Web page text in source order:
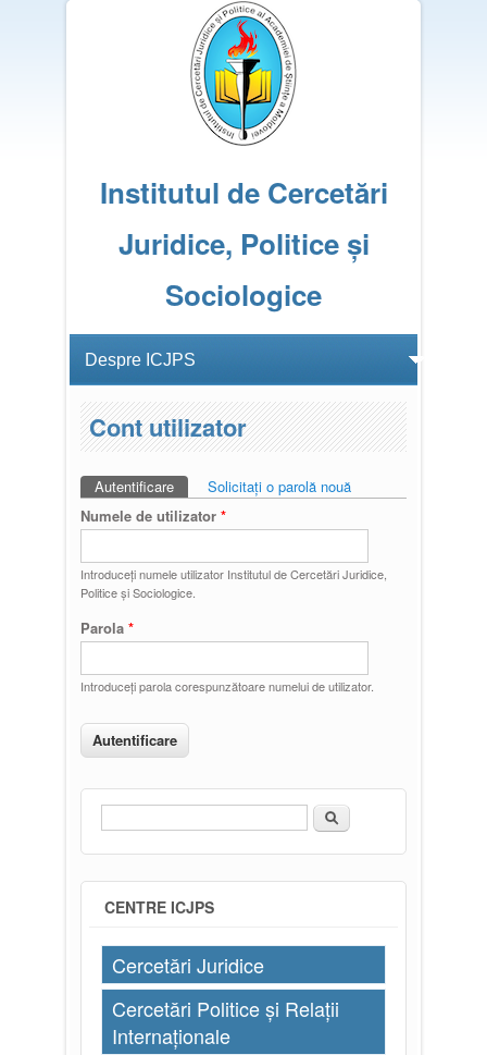
Institutul de Cercetări
Juridice, Politice și
Sociologice
Cont utilizator
Taburi primare
Autentificare(tab activ)Solicitaţi o parolă nouă
Numele de utilizator *
Introduceţi numele utilizator Institutul de Cercetări Juridice,
Politice și Sociologice.
Parola *
Introduceţi parola corespunzătoare numelui de utilizator.
Formular de căutare
Căutare
CENTRE ICJPS
Cercetări Juridice
Cercetări Politice și Relații
Internaționale